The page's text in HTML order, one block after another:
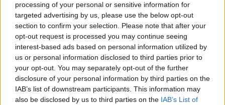
processing of your personal or sensitive information for
targeted advertising by us, please use the below opt-out
section to confirm your selection. Please note that after your
opt-out request is processed you may continue seeing
interest-based ads based on personal information utilized by
us or personal information disclosed to third parties prior to
your opt-out. You may separately opt-out of the further
disclosure of your personal information by third parties on the
IAB’s list of downstream participants. This information may
also be disclosed by us to third parties on the IAB’s List of
Dolomiti
Social media